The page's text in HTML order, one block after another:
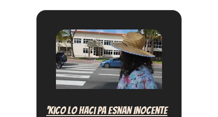
‘Kico Lo Haci Pa Esnan Inocente